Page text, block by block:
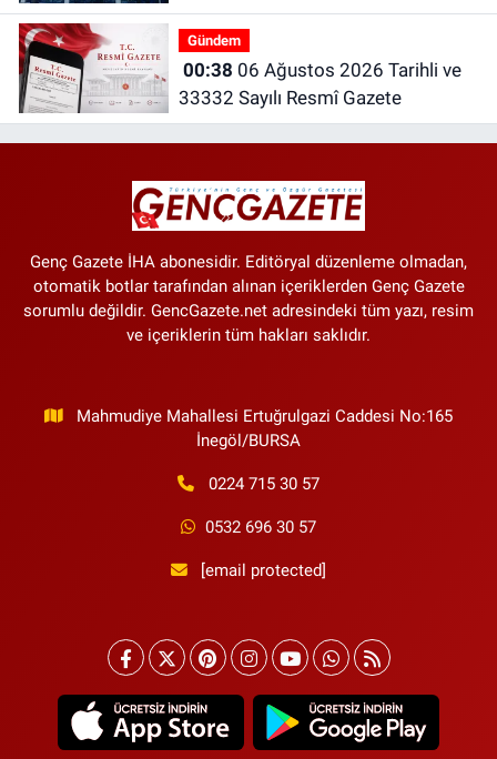
Gündem
00:38
33332 Sayılı Resmî Gazete
Genç Gazete İHA abonesidir. Editöryal düzenleme olmadan,
otomatik botlar tarafından alınan içeriklerden Genç Gazete
sorumlu değildir. GencGazete.net adresindeki tüm yazı, resim
ve içeriklerin tüm hakları saklıdır.
Mahmudiye Mahallesi Ertuğrulgazi Caddesi No:165
İnegöl/BURSA
0224 715 30 57
0532 696 30 57
[email protected]